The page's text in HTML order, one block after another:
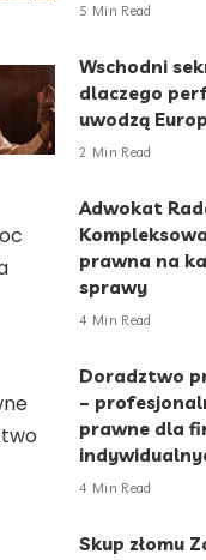
5 Min Read
Wschodni
dlaczego
uwodzą
2 Min Read
Adwokat
prawna na
sprawy
4 Min Read
Doradztwo
–
prawne dla
4 Min Read
Skup złomu